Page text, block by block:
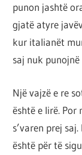
punon jashtë
gjatë atyre
kur italianët
saj nuk
Një vajzë e re
është e lirë.
s’varen prej
është për të